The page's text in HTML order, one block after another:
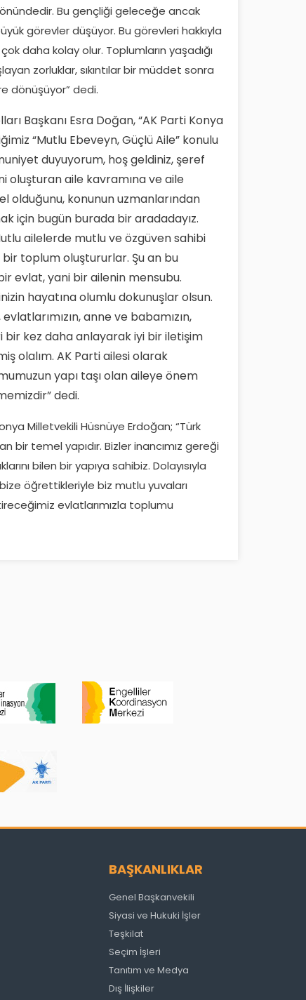
Bu gençliği geleceğe ancak
görevler düşüyor. Bu görevleri hakkıyla
daha kolay olur. Toplumların yaşadığı
zorluklar, sıkıntılar bir müddet sonra
dönüşüyor” dedi.
Başkanı Esra Doğan, “AK Parti Konya
“Mutlu Ebeveyn, Güçlü Aile” konulu
duyuyorum, hoş geldiniz, şeref
oluşturan aile kavramına ve aile
olduğunu, konunun uzmanlarından
için bugün burada bir aradadayız.
ailelerde mutlu ve özgüven sahibi
toplum oluştururlar. Şu an bu
evlat, yani bir ailenin mensubu.
hayatına olumlu dokunuşlar olsun.
anne ve babamızın,
bir kez daha anlayarak iyi bir iletişim
olalım. AK Parti ailesi olarak
yapı taşı olan aileye önem
dedi.
Milletvekili Hüsnüye Erdoğan; “Türk
temel yapıdır. Bizler inancımız gereği
bilen bir yapıya sahibiz. Dolayısıyla
öğrettikleriyle biz mutlu yuvaları
evlatlarımızla toplumu
BAŞKANLIKLAR
Genel Başkanvekili
Siyasi ve Hukuki İşler
Teşkilat
Seçim İşleri
Tanıtım ve Medya
Dış İlişkiler